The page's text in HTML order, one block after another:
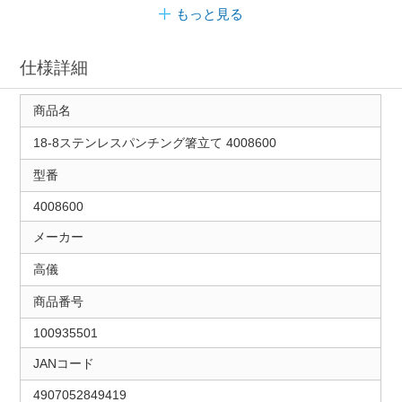
もっと見る
仕様詳細
商品名
18-8ステンレスパンチング箸立て 4008600
型番
4008600
メーカー
高儀
商品番号
100935501
JANコード
4907052849419